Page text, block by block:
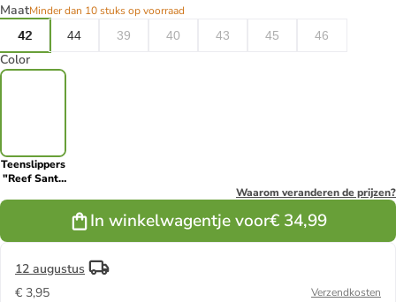
MaatMinder dan 10 stuks op voorraad
42
44 39 40 43 45 46
Color
Teenslippers
"Reef Santa
donkerblauw/grijs
Waarom veranderen de prijzen?
In winkelwagentje voor€ 34,99
12 augustus
€ 3,95
Verzendkosten